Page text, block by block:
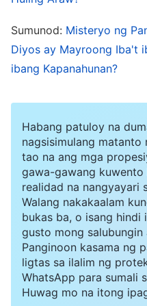
ibigay ang kanyang
sa Panginoon at sa
sumaksi sa sukdulang
pagkamasunurin
kamatayan.”
Tumango ako at
labindalawang
nakakilala na ang
Cristo, at si Pedro
patiwarik para sa
mga bagay na ito na
Sumunod: Misteryo ng
Diyos ay Mayroong Iba't
ibang Kapanahunan?
Habang patuloy na
nagsisimulang matanto
tao na ang mga
gawa-gawang kuwento
realidad na nangyayari
Walang nakakaalam
bukas ba, o isang hindi
gusto mong
Panginoon kasama ng
ligtas sa ilalim ng
WhatsApp para sumali
Huwag mo na itong